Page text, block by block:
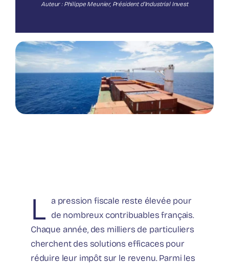
Auteur : Philippe Meunier, Président d’Industrial Invest
L a pression fiscale reste élevée pour
de nombreux contribuables français.
Chaque année, des milliers de particuliers
cherchent des solutions efficaces pour
réduire leur impôt sur le revenu. Parmi les